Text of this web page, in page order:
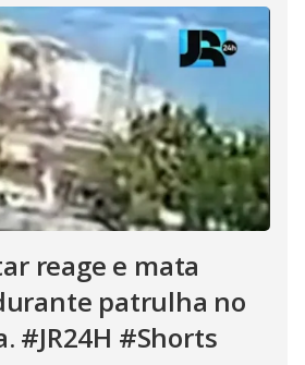
reage e mata
patrulha no
#JR24H #Shorts